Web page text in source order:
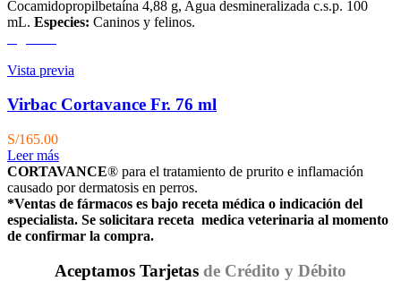
Cocamidopropilbetaína 4,88 g, Agua desmineralizada c.s.p. 100
mL. Especies: Caninos y felinos.
Vista previa
Virbac Cortavance Fr. 76 ml
S/165.00
Leer más
CORTAVANCE® para el tratamiento de prurito e inflamación
causado por dermatosis en perros.
*Ventas de fármacos es bajo receta médica o indicación del
especialista. Se solicitara receta medica veterinaria al momento
de confirmar la compra.
Aceptamos Tarjetas de Crédito y Débito